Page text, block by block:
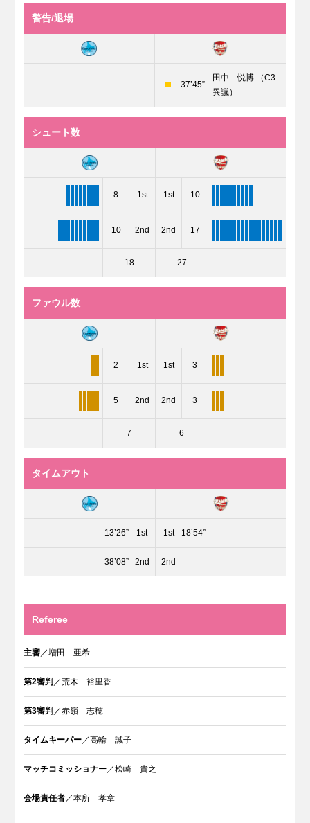
警告/退場
37’45”
田中 悦博 （C3
異議）
シュート数
8 1st 1st 10
10 2nd 2nd 17
18 27
ファウル数
2 1st 1st 3
5 2nd 2nd 3
7 6
タイムアウト
13’26” 1st 1st 18’54”
38’08” 2nd 2nd
Referee
主審 ／増田 亜希
第2審判 ／荒木 裕里香
第3審判 ／赤嶺 志穂
タイムキーパー ／高輪 誠子
マッチコミッショナー ／松崎 貴之
会場責任者 ／本所 孝章